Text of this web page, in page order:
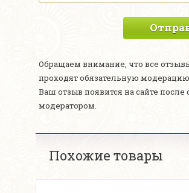
Обращаем внимание, что все
проходят обязательную
Ваш отзыв появится на сайте после
модератором.
Похожие товары